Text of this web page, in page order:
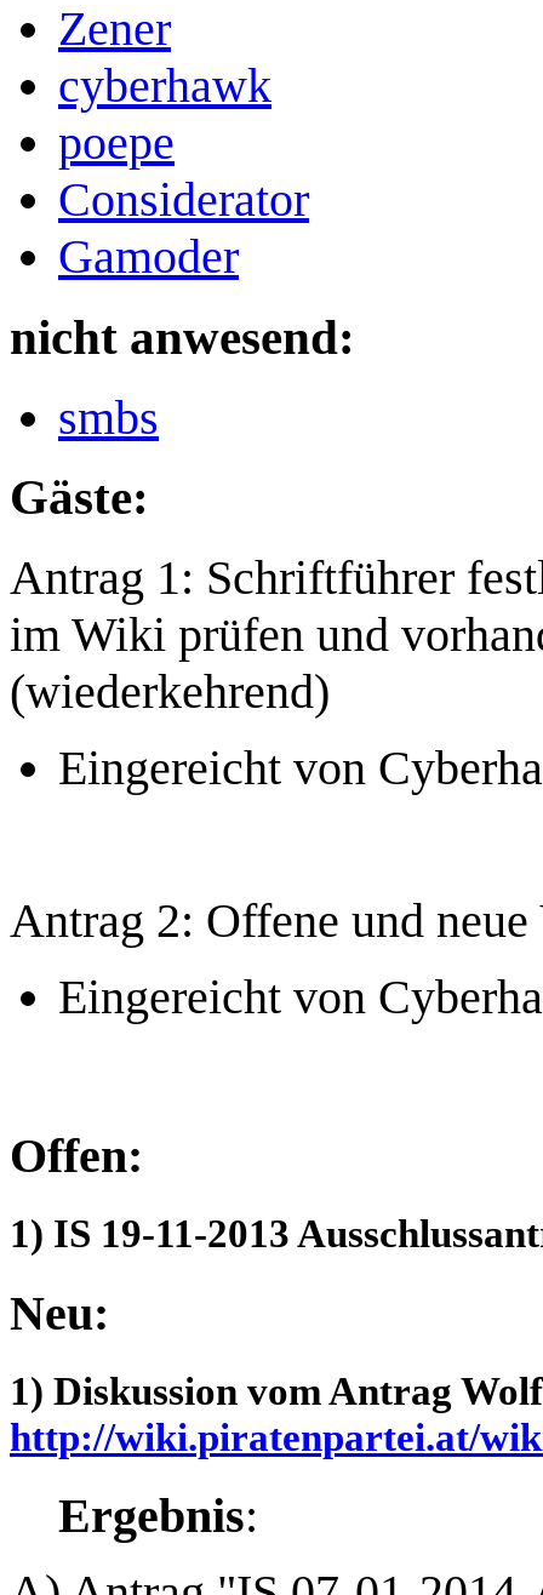
Zener
cyberhawk
poepe
Considerator
Gamoder
nicht anwesend:
smbs
Gäste:
Antrag 1: Schriftführer
im Wiki prüfen und
(wiederkehrend)
Eingereicht von
Antrag 2: Offene und
Eingereicht von
Offen:
1) IS 19-11-2013
Neu:
1) Diskussion vom Antrag
http://wiki.piratenpartei.at/
Ergebnis: